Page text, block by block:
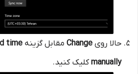
حالا روی Change مقابل گزینه time
manuallyکلیک کنید.